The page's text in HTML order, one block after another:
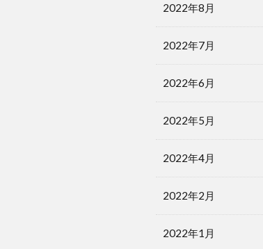
2022年8月
2022年7月
2022年6月
2022年5月
2022年4月
2022年2月
2022年1月